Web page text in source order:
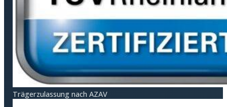
Träger­zulassung nach AZAV